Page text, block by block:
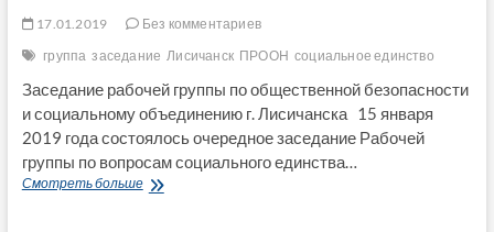
17.01.2019
Без комментариев
группа заседание Лисичанск ПРООН социальное единство
Заседание рабочей группы по общественной безопасности
и социальному объединению г. Лисичанска 15 января
2019 года состоялось очередное заседание Рабочей
группы по вопросам социального единства…
Смотреть большеЗаседание